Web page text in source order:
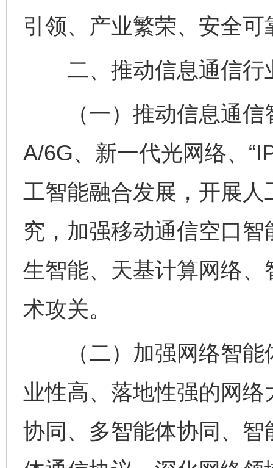
引领、产业繁荣、安全
二、推动信息通信行
（一）推动信息通信
A/6G、新一代光网络、
工智能融合发展，开展
究，加强移动通信空口
生智能、天基计算网络
术攻关。
（二）加强网络智能
业性高、落地性强的网
协同、多智能体协同、